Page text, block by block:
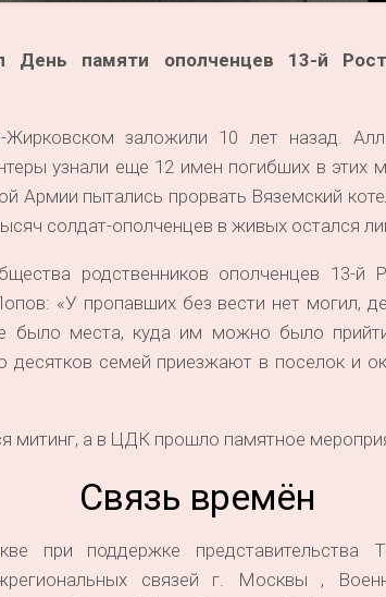
памяти ополченцев 13-й
заложили 10 лет назад.
узнали еще 12 имен погибших в этих
Армии пытались прорвать Вяземский
солдат-ополченцев в живых остался
родственников ополченцев 13-й
«У пропавших без вести нет могил,
было места, куда им можно было
десятков семей приезжают в поселок и
митинг, а в ЦДК прошло памятное
Связь времён
при поддержке представительства
связей г. Москвы ,